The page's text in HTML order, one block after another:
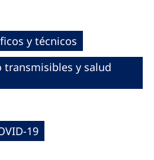
y técnicos
transmisibles y salud
19